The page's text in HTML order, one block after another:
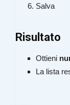
Salva
Risultato
Ottieni
La lista